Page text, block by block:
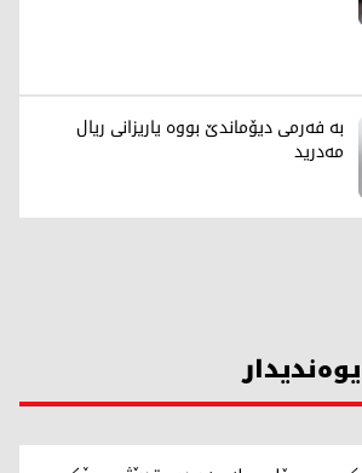
بە فەرمی دیۆماندێ بووە یاریزانی ریال
مەدرید